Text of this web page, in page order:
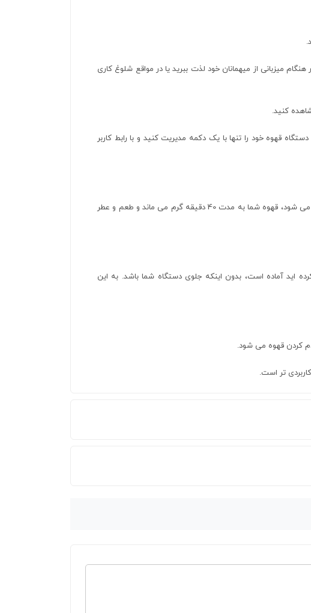
میزبانی از میهمانان خود لذت ببرید یا در مواقع شلوغ کاری
کنید.
قهوه خود را تنها با یک دکمه مدیریت کنید و با رابط کاربر
با عملکرد گرم نگه داشتن، که پس از آماده شدن قهوه به طور خودکار فعال می شود، قهوه شما به مدت 40 دقیقه گرم می ماند و طعم و عطر
اید آماده است، بدون اینکه جلوی دستگاه شما باشد. به این
کردن قهوه می شود.
تر است.